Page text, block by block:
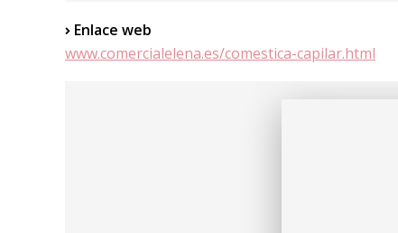
Enlace web
www.comercialelena.es/comestica-capilar.html